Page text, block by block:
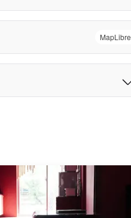
MapLibre